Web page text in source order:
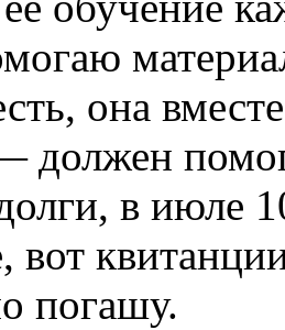
она
в июле
вот
погашу.